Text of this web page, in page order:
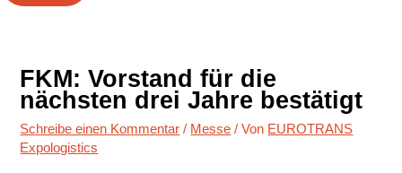
FKM: Vorstand für die
nächsten drei Jahre bestätigt
Schreibe einen Kommentar / Messe / Von EUROTRANS
Expologistics